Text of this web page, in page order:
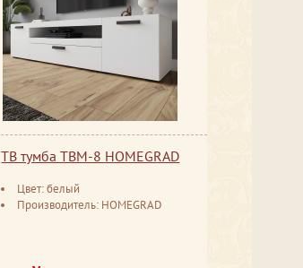
ТВ тумба ТВМ-8 HOMEGRAD
Цвет: белый
Производитель: HOMEGRAD